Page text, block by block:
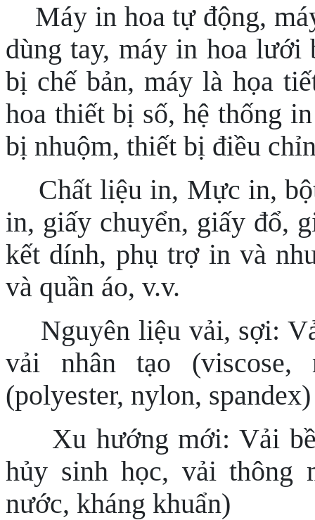
Máy in hoa tự động,
dùng tay, máy in hoa
bị chế bản, máy là họa
hoa thiết bị số, hệ thống
bị nhuộm, thiết bị điều
Chất liệu in, Mực in,
in, giấy chuyển, giấy đổ,
kết dính, phụ trợ in và
và quần áo, v.v.
Nguyên liệu vải, sợi:
vải nhân tạo (viscose,
(polyester, nylon, spandex)
Xu hướng mới: Vải
hủy sinh học, vải thông
nước, kháng khuẩn)